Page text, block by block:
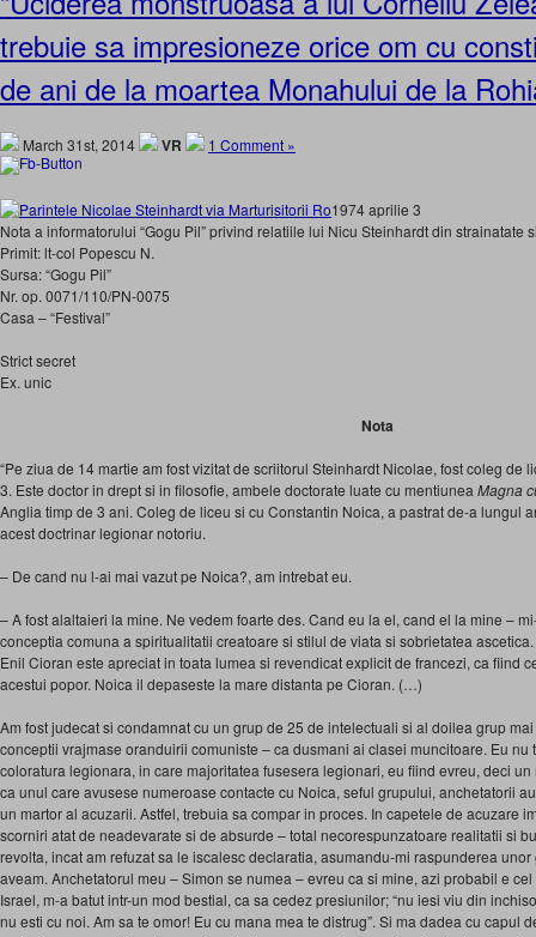
trebuie sa impresioneze orice om cu
de ani de la moartea Monahului de la
March 31st, 2014 VR 1 Comment »
1974 aprilie 3
Nota a informatorului “Gogu Pil” privind relatiile lui Nicu Steinhardt din strainatate
Primit: lt-col Popescu N.
Sursa: “Gogu Pil”
Nr. op. 0071/110/PN-0075
Casa – “Festival”
Strict secret
Ex. unic
Nota
“Pe ziua de 14 martie am fost vizitat de scriitorul Steinhardt Nicolae, fost coleg de
3. Este doctor in drept si in filosofie, ambele doctorate luate cu mentiunea Magna
Anglia timp de 3 ani. Coleg de liceu si cu Constantin Noica, a pastrat de-a lungul
acest doctrinar legionar notoriu.
– De cand nu l-ai mai vazut pe Noica?, am intrebat eu.
– A fost alaltaieri la mine. Ne vedem foarte des. Cand eu la el, cand el la mine –
conceptia comuna a spiritualitatii creatoare si stilul de viata si sobrietatea
Enil Cioran este apreciat in toata lumea si revendicat explicit de francezi, ca fiind
acestui popor. Noica il depaseste la mare distanta pe Cioran. (…)
Am fost judecat si condamnat cu un grup de 25 de intelectuali si al doilea grup
conceptii vrajmase oranduirii comuniste – ca dusmani ai clasei muncitoare. Eu nu
coloratura legionara, in care majoritatea fusesera legionari, eu fiind evreu, deci
ca unul care avusese numeroase contacte cu Noica, seful grupului, anchetatorii
un martor al acuzarii. Astfel, trebuia sa compar in proces. In capetele de acuzare
scorniri atat de neadevarate si de absurde – total necorespunzatoare realitatii si
revolta, incat am refuzat sa le iscalesc declaratia, asumandu-mi raspunderea
aveam. Anchetatorul meu – Simon se numea – evreu ca si mine, azi probabil e
Israel, m-a batut intr-un mod bestial, ca sa cedez presiunilor; “nu iesi viu din
nu esti cu noi. Am sa te omor! Eu cu mana mea te distrug”. Si ma dadea cu capul